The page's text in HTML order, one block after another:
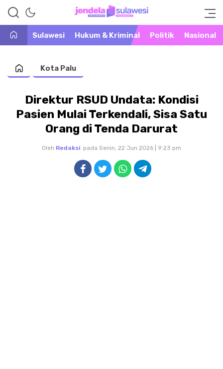
Jendela Sulawesi
Warta Peristiwa di Khatulistiwa
Sulawesi
Hukum & Kriminal Politik Nasional
Kota Palu
Direktur RSUD Undata: Kondisi
Pasien Mulai Terkendali, Sisa Satu
Orang di Tenda Darurat
Oleh Redaksi pada Senin, 22 Jun 2026 | 9:23 pm